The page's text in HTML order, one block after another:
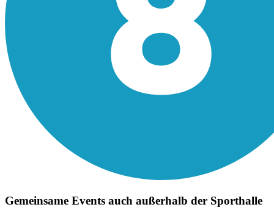
Gemeinsame Events auch außerhalb der Sporthalle